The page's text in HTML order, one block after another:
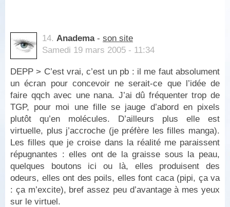
14. Anadema- son site
Samedi 19 mars 2005 - 11:34
DEPP > C’est vrai, c’est un pb : il me faut absolument
un écran pour concevoir ne serait-ce que l’idée de
faire qqch avec une nana. J’ai dû fréquenter trop de
TGP, pour moi une fille se jauge d’abord en pixels
plutôt qu’en molécules. D’ailleurs plus elle est
virtuelle, plus j’accroche (je préfère les filles manga).
Les filles que je croise dans la réalité me paraissent
répugnantes : elles ont de la graisse sous la peau,
quelques boutons ici ou là, elles produisent des
odeurs, elles ont des poils, elles font caca (pipi, ça va
: ça m’excite), bref assez peu d’avantage à mes yeux
sur le virtuel.